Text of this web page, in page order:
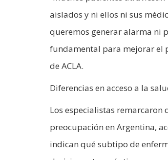
aislados y ni ellos ni sus
queremos generar alarma ni
fundamental para mejorar el
de ACLA.
Diferencias en acceso a la
Los especialistas remarcaron
preocupación en Argentina,
indican qué subtipo de